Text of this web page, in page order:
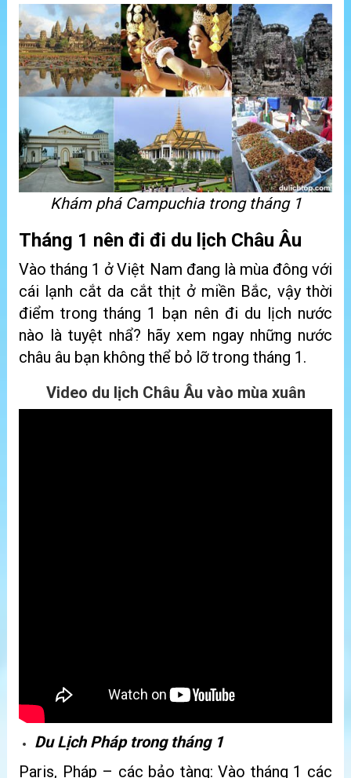
Khám phá Campuchia trong tháng 1
Tháng 1 nên đi đi du lịch Châu Âu
Vào tháng 1 ở Việt Nam đang là mùa đông với
cái lạnh cắt da cắt thịt ở miền Bắc, vậy thời
điểm trong tháng 1 bạn nên đi du lịch nước
nào là tuyệt nhẩ? hãy xem ngay những nước
châu âu bạn không thể bỏ lỡ trong tháng 1.
Video du lịch Châu Âu vào mùa xuân
Du Lịch Pháp trong tháng 1
Paris, Pháp – các bảo tàng: Vào tháng 1 các